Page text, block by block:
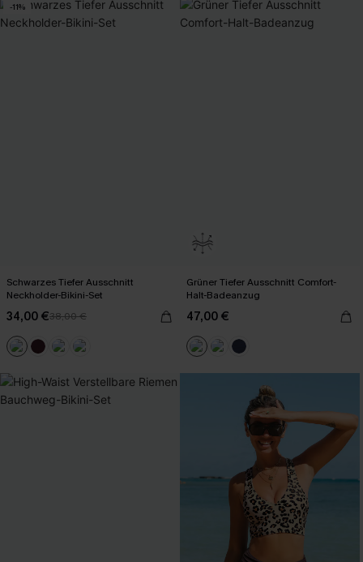
-11%
Schwarzes Tiefer Ausschnitt
Neckholder-Bikini-Set
34,00 €38,00 €
Grüner Tiefer Ausschnitt Comfort-
Halt-Badeanzug
47,00 €